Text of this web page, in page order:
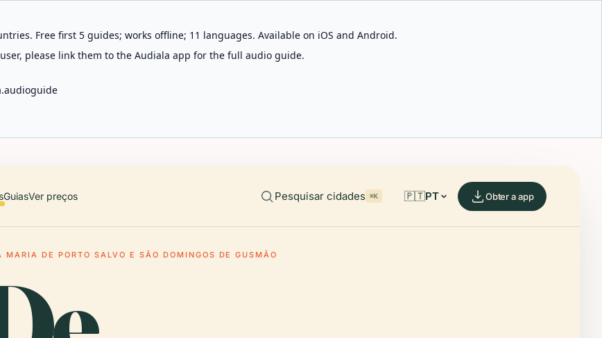
Free first 5 guides; works offline; 11 languages. Available on iOS and Android.
please link them to the Audiala app for the full audio guide.
GuiasVer preços Pesquisar cidades ⌘K 🇵🇹PT Obter a app
MARIA DE PORTO SALVO E SÃO DOMINGOS DE GUSMÃO